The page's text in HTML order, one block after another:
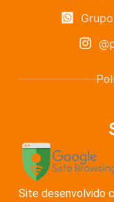
Site desenvolvido